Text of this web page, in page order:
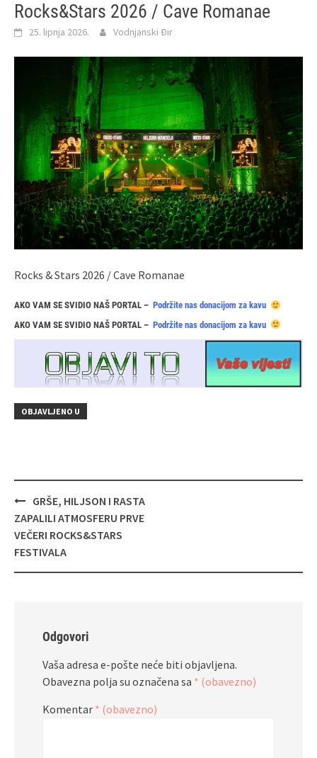
Rocks&Stars 2026 / Cave Romanae
25. lipnja 2026. Vodnjanski Đir
Rocks & Stars 2026 / Cave Romanae
AKO VAM SE SVIDIO NAŠ PORTAL – Podržite nas donacijom za kavu
AKO VAM SE SVIDIO NAŠ PORTAL – Podržite nas donacijom za kavu
OBJAVLJENO U
Navigacija
objava
GRŠE, HILJSON I RASTA
ZAPALILI ATMOSFERU PRVE
VEČERI ROCKS&STARS
FESTIVALA
Odgovori
Vaša adresa e-pošte neće biti objavljena.
Obavezna polja su označena sa * (obavezno)
Komentar * (obavezno)